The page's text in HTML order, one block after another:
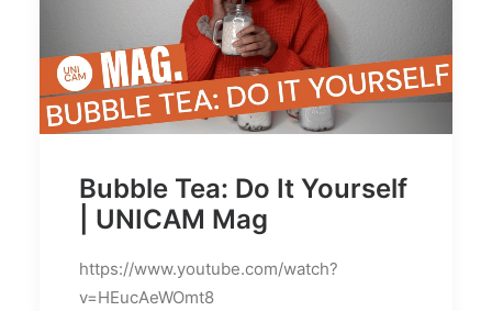
Bubble Tea: Do It Yourself
| UNICAM Mag
https://www.youtube.com/watch?
v=HEucAeWOmt8